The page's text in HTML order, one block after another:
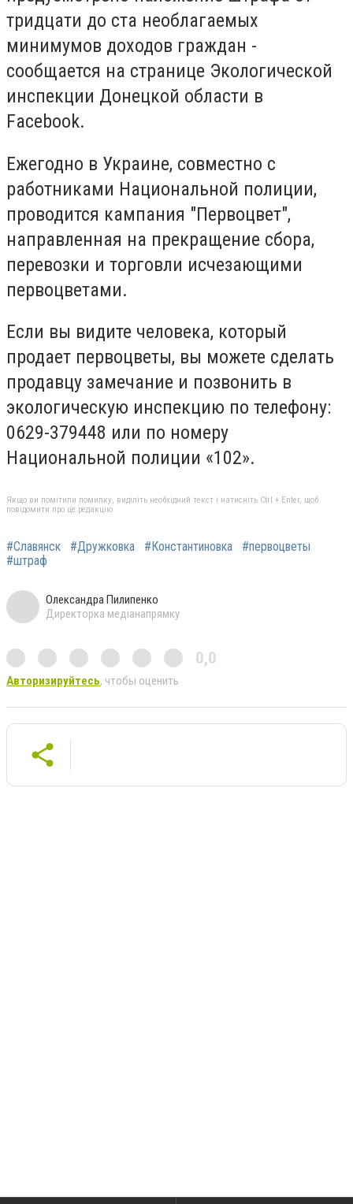
тридцати до ста необлагаемых
минимумов доходов граждан -
сообщается на странице Экологической
инспекции Донецкой области в
Facebook.
Ежегодно в Украине, совместно с
работниками Национальной полиции,
проводится кампания "Первоцвет",
направленная на прекращение сбора,
перевозки и торговли исчезающими
первоцветами.
Если вы видите человека, который
продает первоцветы, вы можете сделать
продавцу замечание и позвонить в
экологическую инспекцию по телефону:
0629-379448 или по номеру
Национальной полиции «102».
Якщо ви помітили помилку, виділіть необхідний текст і натисніть Ctrl + Enter, щоб
повідомити про це редакцію
#Славянск #Дружковка #Константиновка
#первоцветы
#штраф
Олександра Пилипенко
Директорка медіанапрямку
0,0
Авторизируйтесь, чтобы оценить